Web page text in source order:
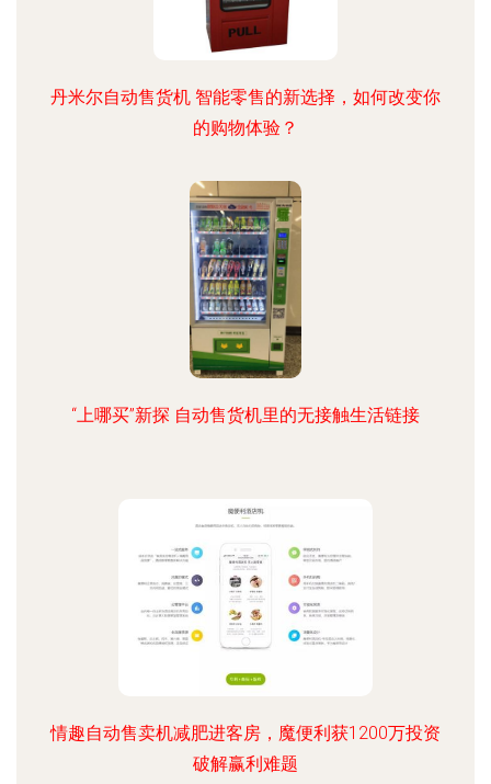
丹米尔自动售货机 智能零售的新选择，如何改变你
的购物体验？
“上哪买”新探 自动售货机里的无接触生活链接
情趣自动售卖机减肥进客房，魔便利获1200万投资
破解赢利难题